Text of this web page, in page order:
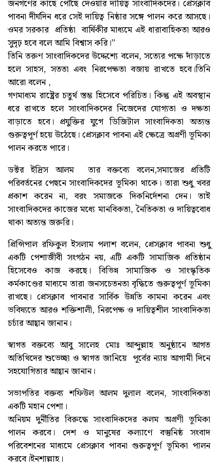
জনগণের কাছে পৌঁছে দেওয়ার দায়িত্ব সাংবাদিকদের। প্রেসক্লাব
পাবনা দীর্ঘদিন ধরে সেই দায়িত্ব নিষ্ঠার সঙ্গে পালন করে আসছে।
ওমর সরকার প্রতিষ্ঠা বার্ষিকীর মাধ্যমে এই ধারাবাহিকতা আরও
সুদৃঢ় হবে বলে আমি বিশ্বাস করি।”
তিনি তরুণ সাংবাদিকদের উদ্দেশ্যে বলেন, সত্যের পক্ষে দাঁড়াতে
হলে সাহস, সততা এবং নিরপেক্ষতা বজায় রাখতে হবে।তিনি
আরো বলেন ,
গণমাধ্যম রাষ্ট্রের চতুর্থ স্তম্ভ হিসেবে পরিচিত। কিন্তু এই অবস্থান
ধরে রাখতে হলে সাংবাদিকদের নিজেদের যোগ্যতা ও দক্ষতা
বাড়াতে হবে। প্রযুক্তির যুগে ডিজিটাল সাংবাদিকতা অত্যন্ত
গুরুত্বপূর্ণ হয়ে উঠেছে। প্রেসক্লাব পাবনা এই ক্ষেত্রে অগ্রণী ভূমিকা
পালন করতে পারে।
ডক্টর ইদ্রিস আলম তার বক্তব্যে বলেন,সমাজের প্রতিটি
পরিবর্তনের পেছনে সাংবাদিকদের ভূমিকা থাকে। তারা শুধু খবর
প্রকাশ করেন না, বরং সমাজকে দিকনির্দেশনা দেন। তাই
সাংবাদিকদের কাজের মধ্যে মানবিকতা, নৈতিকতা ও দায়িত্ববোধ
থাকা অত্যন্ত জরুরি।
প্রিন্সিপাল রফিকুল ইসলাম পলাশ বলেন, প্রেসক্লাব পাবনা শুধু
একটি পেশাজীবী সংগঠন নয়, এটি একটি সামাজিক প্রতিষ্ঠান
হিসেবেও কাজ করছে। বিভিন্ন সামাজিক ও সাংস্কৃতিক
কর্মকাণ্ডের মাধ্যমে তারা জনসচেতনতা বৃদ্ধিতে গুরুত্বপূর্ণ ভূমিকা
রাখছে। প্রেসক্লাব পাবনার সার্বিক উন্নতি কামনা করেন এবং
ভবিষ্যতে আরও শক্তিশালী, নিরপেক্ষ ও দায়িত্বশীল সাংবাদিকতা
চর্চার আহ্বান জানান।
স্বাগত বক্তব্যে আবু সালেহ মোঃ আব্দুল্লাহ অনুষ্ঠানে আগত
অতিথিদের শুভেচ্ছা ও স্বাগত জানিয়ে পূর্বের ন্যায় আগামী দিনে
সহযোগিতার আহ্বান জানান।
সভাপতির বক্তব্য শফিউল আলম দুলাল বলেন, সাংবাদিকতা
একটি মহান পেশা।
অনিয়ম দুর্নীতির বিরুদ্ধে সাংবাদিকদের কলম অগ্রণী ভূমিকা
পালন করবে। দেশ ও মানুষের কল্যাণে বস্তুনিষ্ঠ সংবাদ
পরিবেশনের মাধ্যমে প্রেসক্লাব পাবনা গুরুত্বপূর্ণ ভূমিকা পালন
করবে।ইনশাল্লাহ।